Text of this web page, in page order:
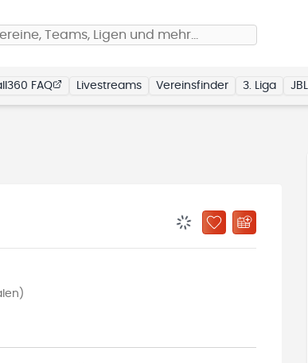
Teams, Ligen und mehr…
FAQ Livestreams Vereinsfinder 3. Liga
ZU „MEINE